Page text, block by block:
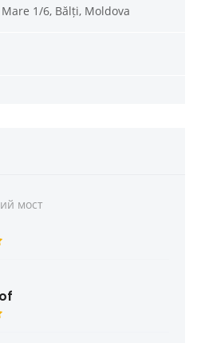
1/6, Bălți, Moldova
мост